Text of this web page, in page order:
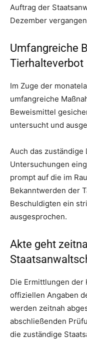
Auftrag der
Dezember
Umfangreiche
Tierhalteverbot
Im Zuge der
umfangreiche
Beweismittel
untersucht und
Auch das zuständige
Untersuchungen
prompt auf die im
Bekanntwerden der
Beschuldigten ein
ausgesprochen.
Akte geht
Die Ermittlungen
offiziellen Angaben
werden zeitnah
abschließenden
die zuständige